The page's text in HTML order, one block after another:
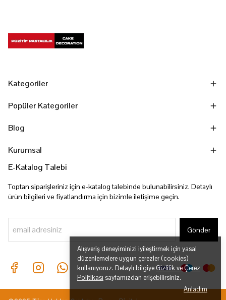
Alışveriş deneyiminizi iyileştirmek için yasal
düzenlemelere uygun çerezler (cookies)
kullanıyoruz. Detaylı bilgiye Gizlilik ve Çerez
Politikası sayfamızdan erişebilirsiniz.
Anladım
Kategoriler
Popüler Kategoriler
Blog
Kurumsal
E-Katalog Talebi
Toptan siparişleriniz için e-katalog talebinde bulunabilirsiniz. Detaylı
ürün bilgileri ve fiyatlandırma için bizimle iletişime geçin.
Gönder